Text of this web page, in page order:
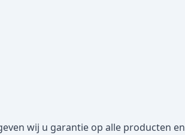
wij u garantie op alle producten en